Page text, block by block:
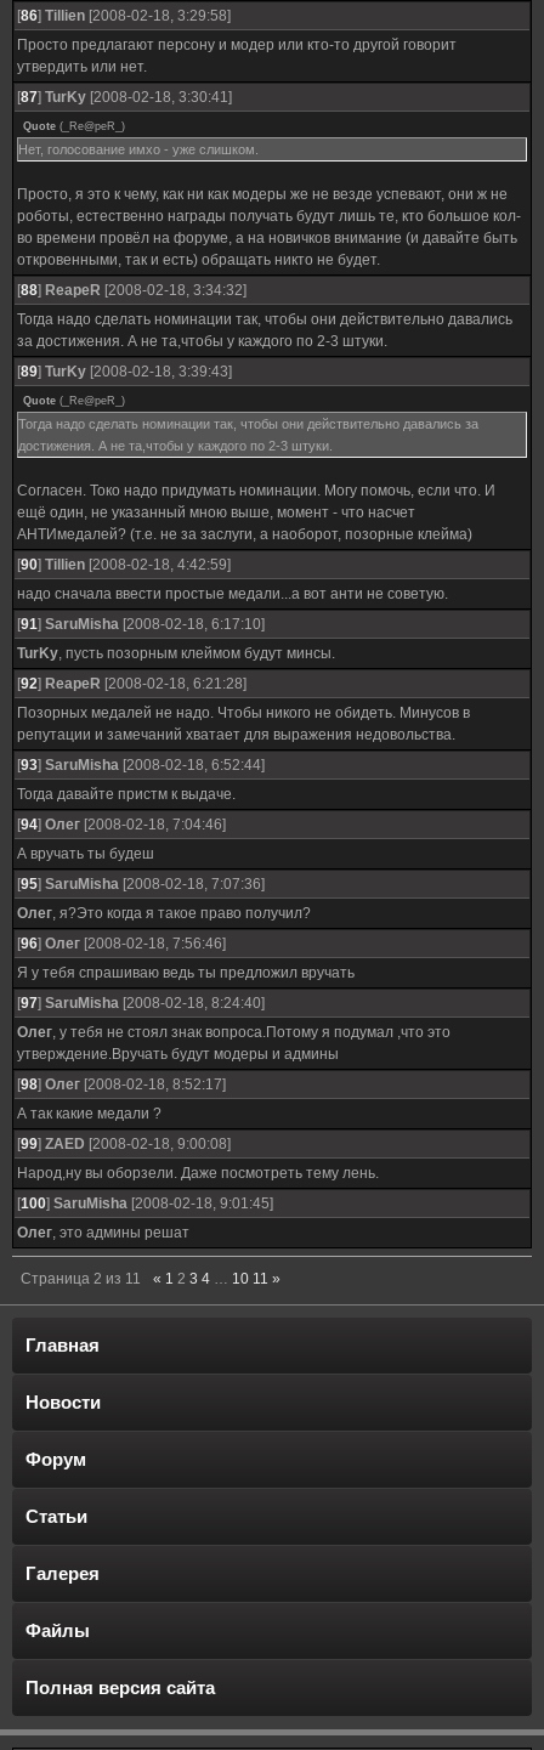
[86] Tillien [2008-02-18, 3:29:58]
Просто предлагают персону и модер или кто-то другой говорит
утвердить или нет.
[87] TurKy [2008-02-18, 3:30:41]
Quote ( _Re@peR_ )
Нет, голосование имхо - уже слишком.
Просто, я это к чему, как ни как модеры же не везде успевают, они ж не
роботы, естественно награды получать будут лишь те, кто большое кол-
во времени провёл на форуме, а на новичков внимание (и давайте быть
откровенными, так и есть) обращать никто не будет.
[88] ReapeR [2008-02-18, 3:34:32]
Тогда надо сделать номинации так, чтобы они действительно давались
за достижения. А не та,чтобы у каждого по 2-3 штуки.
[89] TurKy [2008-02-18, 3:39:43]
Quote ( _Re@peR_ )
Тогда надо сделать номинации так, чтобы они действительно давались за
достижения. А не та,чтобы у каждого по 2-3 штуки.
Согласен. Токо надо придумать номинации. Могу помочь, если что. И
ещё один, не указанный мною выше, момент - что насчет
АНТИмедалей? (т.е. не за заслуги, а наоборот, позорные клейма)
[90] Tillien [2008-02-18, 4:42:59]
надо сначала ввести простые медали...а вот анти не советую.
[91] SaruMisha [2008-02-18, 6:17:10]
TurKy, пусть позорным клеймом будут минсы.
[92] ReapeR [2008-02-18, 6:21:28]
Позорных медалей не надо. Чтобы никого не обидеть. Минусов в
репутации и замечаний хватает для выражения недовольства.
[93] SaruMisha [2008-02-18, 6:52:44]
Тогда давайте пристм к выдаче.
[94] Олег [2008-02-18, 7:04:46]
А вручать ты будеш
[95] SaruMisha [2008-02-18, 7:07:36]
Олег, я?Это когда я такое право получил?
[96] Олег [2008-02-18, 7:56:46]
Я у тебя спрашиваю ведь ты предложил вручать
[97] SaruMisha [2008-02-18, 8:24:40]
Олег, у тебя не стоял знак вопроса.Потому я подумал ,что это
утверждение.Вручать будут модеры и админы
[98] Олег [2008-02-18, 8:52:17]
А так какие медали ?
[99] ZAED [2008-02-18, 9:00:08]
Народ,ну вы оборзели. Даже посмотреть тему лень.
[100] SaruMisha [2008-02-18, 9:01:45]
Олег, это админы решат
Страница 2 из 11 « 1 2 3 4 … 10 11 »
Главная
Новости
Форум
Статьи
Галерея
Файлы
Полная версия сайта